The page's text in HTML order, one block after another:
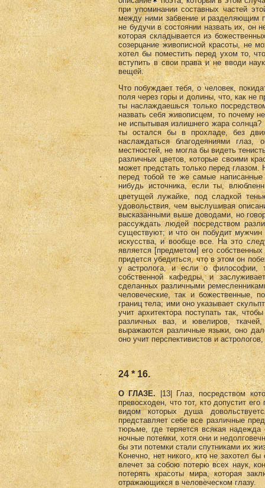
при упоминании составных частей
между ними забвение и разделяющим
не будучи в состоянии назвать их, он
которая складывается из
созерцание живописной красоты, не
хотел бы поместить перед ухом то,
вступить в свои права и не вводи
вещей.
Что побуждает тебя, о человек,
поля через горы и долины, что, как не
ты наслаждаешься только
назвать себя живописцем, то почему
не испытывая излишнего жара
ты остался бы в прохладе, без
наслаждаться благодеяниями
местностей, не могла бы видеть
различных цветов, которые своими
может предстать только перед
перед тобой те же самые
нибудь источника, если ты,
цветущей лужайке, под сладкой
удовольствия, чем выслушивая
высказанными выше доводами, но
рассуждать людей посредством
существуют; и что он побудит
искусства, и вообще все. На это
является [предметом] его
придется убедиться, что в этом он
у астролога, и если о философии,
собственной кафедры, и
сделанных различными
человеческие, так и божественные,
границ тела; ими оно указывает
учит архитектора поступать так,
различных ваз, и ювелиров,
выражаются различные языки, оно
оно учит перспективистов и
24 * 16.
О ГЛАЗЕ.|13| Глаз, посредством
превосходен, что тот, кто допустит
видом которых душа
представляет себе все различные
тюрьме, где теряется всякая
ночные потемки, хотя они и
бы эти потемки стали спутниками их
Конечно, нет никого, кто не захотел
влечет за собою потерю всех наук,
потерять красоты мира, которая
отражающихся в человеческом глазу.